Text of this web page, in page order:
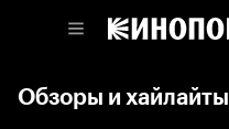
Обзоры и хайлайты